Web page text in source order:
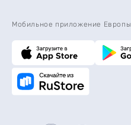
Мобильное приложение